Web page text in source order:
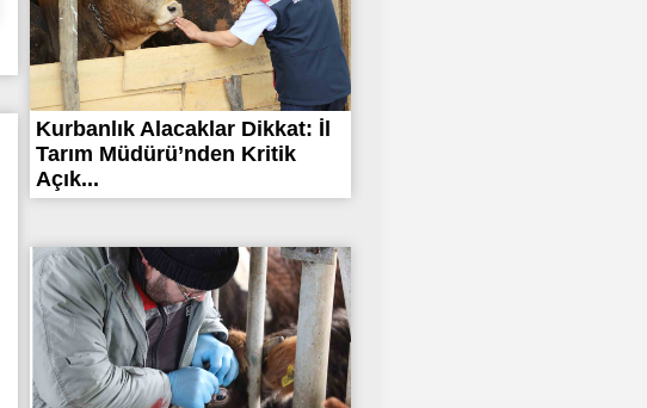
Kurbanlık Alacaklar Dikkat: İl
Tarım Müdürü’nden Kritik
Açık...